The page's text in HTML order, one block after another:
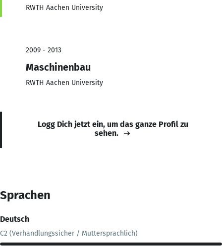
RWTH Aachen University
2009 - 2013
Maschinenbau
RWTH Aachen University
Logg Dich jetzt ein, um das ganze Profil zu
sehen.
Sprachen
Deutsch
C2 (Verhandlungssicher / Muttersprachlich)